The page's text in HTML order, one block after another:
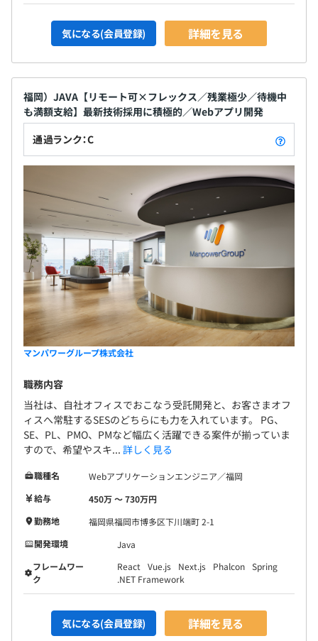
気になる(会員登録) 詳細を見る
福岡）JAVA【リモート可×フレックス／残業極少／待機中
も満額支給】最新技術採用に積極的／Webアプリ開発
通過ランク：C
マンパワーグループ株式会社
職務内容
当社は、自社オフィスでおこなう受託開発と、お客さまオフ
ィスへ常駐するSESのどちらにも力を入れています。 PG、
SE、PL、PMO、PMなど幅広く活躍できる案件が揃っていま
すので、希望やスキ... 詳しく見る
職種名
Webアプリケーションエンジニア／福岡
給与
450万 〜 730万円
勤務地
福岡県福岡市博多区下川端町 2-1
開発環境
Java
フレームワー
ク
React Vue.js Next.js Phalcon Spring
.NET Framework
気になる(会員登録) 詳細を見る